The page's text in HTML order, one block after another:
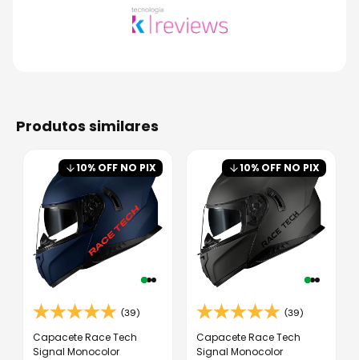
produtos similares
10% OFF NO PIX
(39)
Capacete Race Tech
Signal Monocolor
10% OFF NO PIX
(39)
Capacete Race Tech
Signal Monocolor